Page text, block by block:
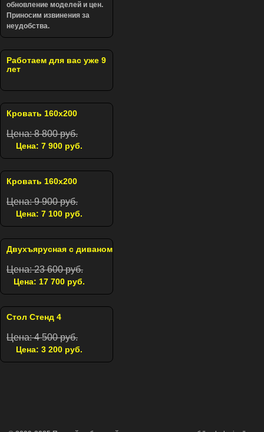
обновление моделей и цен.
Приносим извинения за
неудобства.
Работаем для вас уже 9
лет
Кровать 160х200
Цена: 8 800 руб.
Цена: 7 900 руб.
Кровать 160х200
Цена: 9 900 руб.
Цена: 7 100 руб.
Двухъярусная с диваном
Цена: 23 600 руб.
Цена: 17 700 руб.
Стол Стенд 4
Цена: 4 500 руб.
Цена: 3 200 руб.